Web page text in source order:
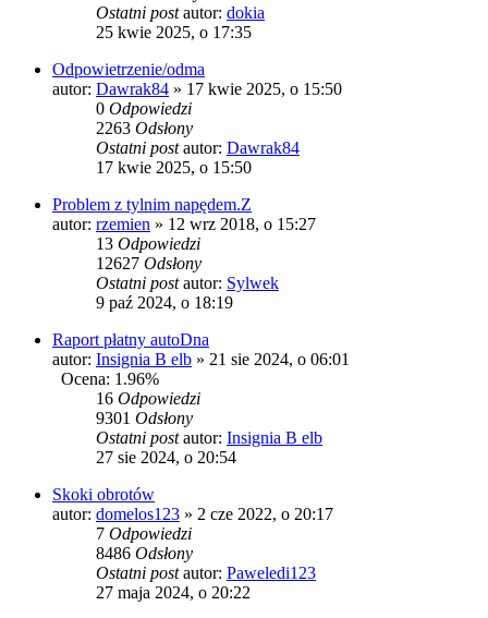
Ostatni postautor: dokia
25 kwie 2025, o 17:35
Odpowietrzenie/odma
autor: Dawrak84 » 17 kwie 2025, o 15:50
0 Odpowiedzi
2263 Odsłony
Ostatni postautor: Dawrak84
17 kwie 2025, o 15:50
Problem z tylnim napędem.Z
autor: rzemien » 12 wrz 2018, o 15:27
13 Odpowiedzi
12627 Odsłony
Ostatni postautor: Sylwek
9 paź 2024, o 18:19
Raport płatny autoDna
autor: Insignia B elb » 21 sie 2024, o 06:01
Ocena: 1.96%
16 Odpowiedzi
9301 Odsłony
Ostatni postautor: Insignia B elb
27 sie 2024, o 20:54
Skoki obrotów
autor: domelos123 » 2 cze 2022, o 20:17
7 Odpowiedzi
8486 Odsłony
Ostatni postautor: Paweledi123
27 maja 2024, o 20:22